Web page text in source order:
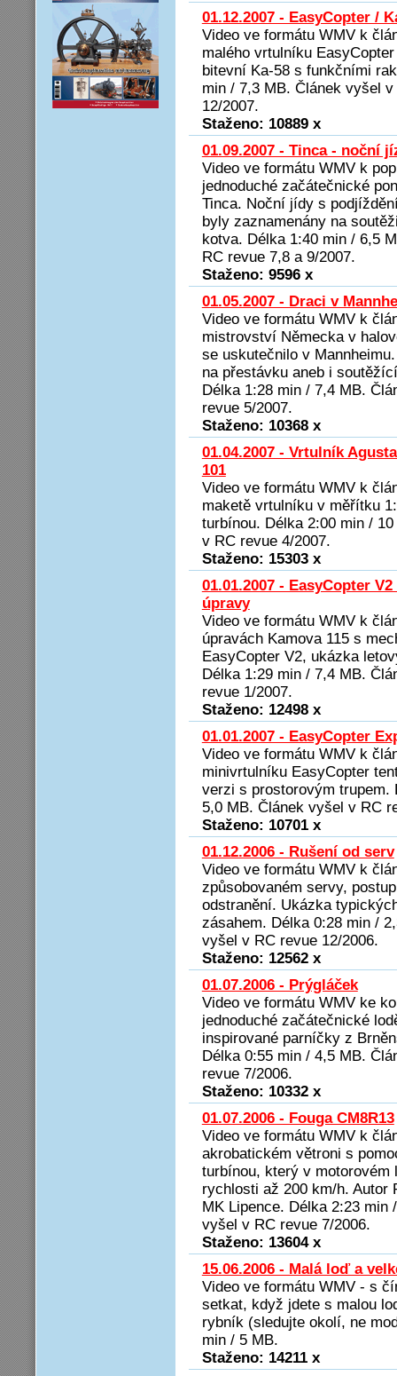
01.12.2007 - EasyCopter /
Video ve formátu WMV k
malého vrtulníku
bitevní Ka-58 s funkčními
min / 7,3 MB. Článek vyšel
12/2007.
Staženo: 10889 x
01.09.2007 - Tinca - noční
Video ve formátu WMV k
jednoduché začátečnické
Tinca. Noční jídy s
byly zaznamenány na
kotva. Délka 1:40 min / 6,5
RC revue 7,8 a 9/2007.
Staženo: 9596 x
01.05.2007 - Draci v
Video ve formátu WMV k
mistrovství Německa v
se uskutečnilo v
na přestávku aneb i
Délka 1:28 min / 7,4 MB.
revue 5/2007.
Staženo: 10368 x
01.04.2007 - Vrtulník
101
Video ve formátu WMV k
maketě vrtulníku v měřítku
turbínou. Délka 2:00 min /
v RC revue 4/2007.
Staženo: 15303 x
01.01.2007 - EasyCopter
úpravy
Video ve formátu WMV k
úpravách Kamova 115 s
EasyCopter V2, ukázka
Délka 1:29 min / 7,4 MB.
revue 1/2007.
Staženo: 12498 x
01.01.2007 - EasyCopter
Video ve formátu WMV k
minivrtulníku EasyCopter
verzi s prostorovým trupem.
5,0 MB. Článek vyšel v RC
Staženo: 10701 x
01.12.2006 - Rušení od serv
Video ve formátu WMV k
způsobovaném servy,
odstranění. Ukázka
zásahem. Délka 0:28 min /
vyšel v RC revue 12/2006.
Staženo: 12562 x
01.07.2006 - Prýgláček
Video ve formátu WMV ke
jednoduché začátečnické
inspirované parníčky z
Délka 0:55 min / 4,5 MB.
revue 7/2006.
Staženo: 10332 x
01.07.2006 - Fouga CM8R13
Video ve formátu WMV k
akrobatickém větroni s
turbínou, který v motorovém
rychlosti až 200 km/h. Autor
MK Lipence. Délka 2:23 min
vyšel v RC revue 7/2006.
Staženo: 13604 x
15.06.2006 - Malá loď a
Video ve formátu WMV - s
setkat, když jdete s malou
rybník (sledujte okolí, ne
min / 5 MB.
Staženo: 14211 x